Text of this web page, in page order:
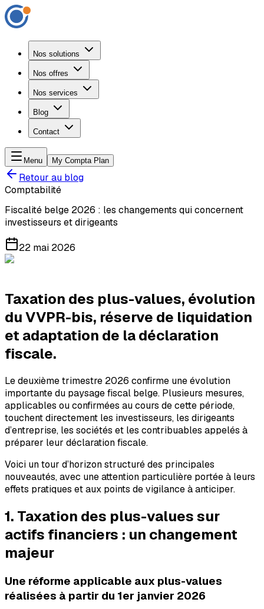
Nos solutions
Nos offres
Nos services
Blog
Contact
Menu My Compta Plan
Retour au blog
Comptabilité
Fiscalité belge 2026 : les changements qui concernent
investisseurs et dirigeants
22 mai 2026
Taxation des plus-values, évolution
du VVPR-bis, réserve de liquidation
et adaptation de la déclaration
fiscale.
Le deuxième trimestre 2026 confirme une évolution
importante du paysage fiscal belge. Plusieurs mesures,
applicables ou confirmées au cours de cette période,
touchent directement les investisseurs, les dirigeants
d’entreprise, les sociétés et les contribuables appelés à
préparer leur déclaration fiscale.
Voici un tour d’horizon structuré des principales
nouveautés, avec une attention particulière portée à leurs
effets pratiques et aux points de vigilance à anticiper.
1. Taxation des plus-values sur
actifs financiers : un changement
majeur
Une réforme applicable aux plus-values
réalisées à partir du 1er janvier 2026